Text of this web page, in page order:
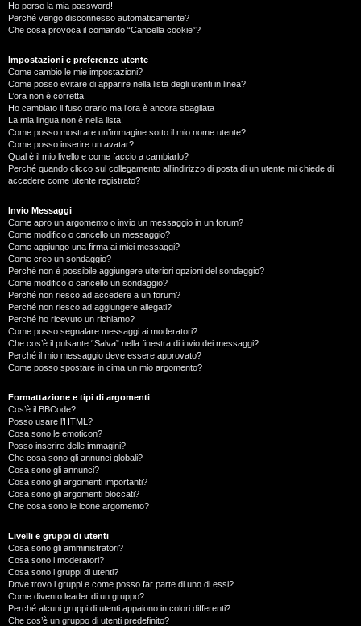
Ho perso la mia password!
Perché vengo disconnesso automaticamente?
Che cosa provoca il comando “Cancella cookie”?
Impostazioni e preferenze utente
Come cambio le mie impostazioni?
Come posso evitare di apparire nella lista degli utenti in linea?
L’ora non è corretta!
Ho cambiato il fuso orario ma l’ora è ancora sbagliata
La mia lingua non è nella lista!
Come posso mostrare un’immagine sotto il mio nome utente?
Come posso inserire un avatar?
Qual è il mio livello e come faccio a cambiarlo?
Perché quando clicco sul collegamento all’indirizzo di posta di un utente mi chiede di
accedere come utente registrato?
Invio Messaggi
Come apro un argomento o invio un messaggio in un forum?
Come modifico o cancello un messaggio?
Come aggiungo una firma ai miei messaggi?
Come creo un sondaggio?
Perché non è possibile aggiungere ulteriori opzioni del sondaggio?
Come modifico o cancello un sondaggio?
Perché non riesco ad accedere a un forum?
Perché non riesco ad aggiungere allegati?
Perché ho ricevuto un richiamo?
Come posso segnalare messaggi ai moderatori?
Che cos’è il pulsante “Salva” nella finestra di invio dei messaggi?
Perché il mio messaggio deve essere approvato?
Come posso spostare in cima un mio argomento?
Formattazione e tipi di argomenti
Cos’è il BBCode?
Posso usare l’HTML?
Cosa sono le emoticon?
Posso inserire delle immagini?
Che cosa sono gli annunci globali?
Cosa sono gli annunci?
Cosa sono gli argomenti importanti?
Cosa sono gli argomenti bloccati?
Che cosa sono le icone argomento?
Livelli e gruppi di utenti
Cosa sono gli amministratori?
Cosa sono i moderatori?
Cosa sono i gruppi di utenti?
Dove trovo i gruppi e come posso far parte di uno di essi?
Come divento leader di un gruppo?
Perché alcuni gruppi di utenti appaiono in colori differenti?
Che cos’è un gruppo di utenti predefinito?